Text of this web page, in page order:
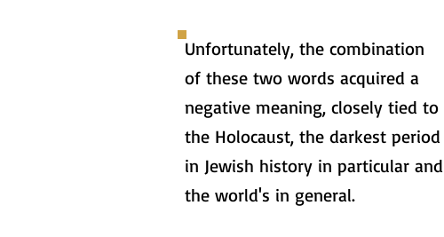
Unfortunately, the combination
of these two words acquired a
negative meaning, closely tied to
the Holocaust, the darkest period
in Jewish history in particular and
the world's in general.